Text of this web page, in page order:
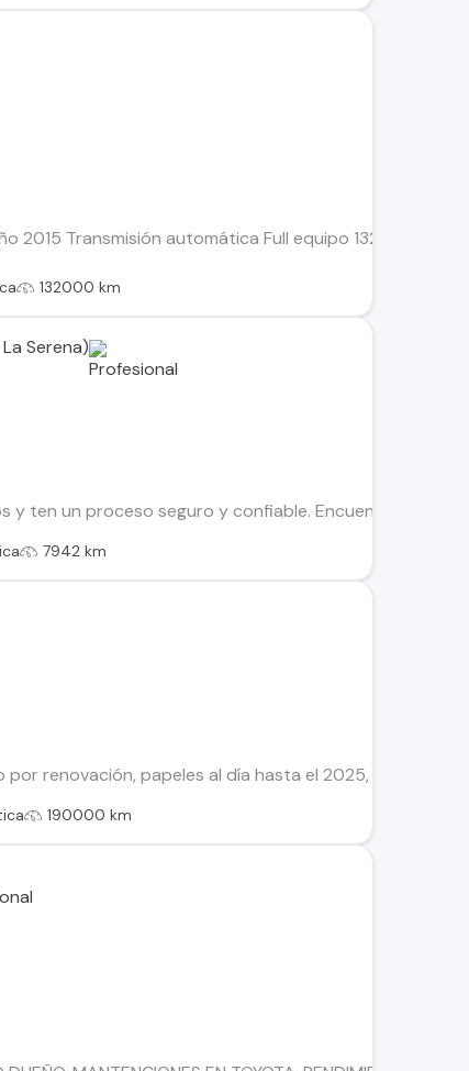
2015 Transmisión automática Full equipo 132.000
132000 km
Serena)
ten un proceso seguro y confiable. Encuentra el ideal
7942 km
por renovación, papeles al día hasta el 2025, llegar y
190000 km